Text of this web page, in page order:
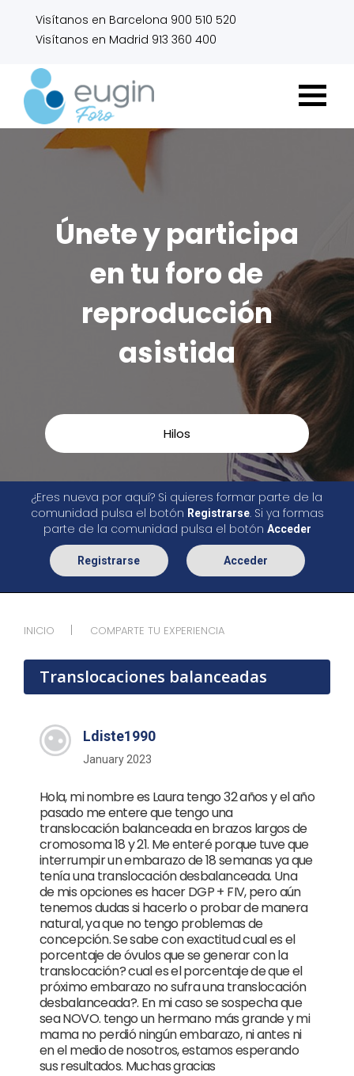
Visítanos en Barcelona 900 510 520
Visítanos en Madrid 913 360 400
Únete y participa
en tu foro de
reproducción
asistida
Hilos
¿Eres nueva por aquí? Si quieres formar parte de la
comunidad pulsa el botón Registrarse. Si ya formas
parte de la comunidad pulsa el botón Acceder
Registrarse Acceder
INICIO COMPARTE TU EXPERIENCIA
Translocaciones balanceadas
Ldiste1990
January 2023
Hola, mi nombre es Laura tengo 32 años y el año
pasado me entere que tengo una
translocación balanceada en brazos largos de
cromosoma 18 y 21. Me enteré porque tuve que
interrumpir un embarazo de 18 semanas ya que
tenía una translocación desbalanceada. Una
de mis opciones es hacer DGP + FIV, pero aún
tenemos dudas si hacerlo o probar de manera
natural, ya que no tengo problemas de
concepción. Se sabe con exactitud cual es el
porcentaje de óvulos que se generar con la
translocación? cual es el porcentaje de que el
próximo embarazo no sufra una translocación
desbalanceada?. En mi caso se sospecha que
sea NOVO. tengo un hermano más grande y mi
mama no perdió ningún embarazo, ni antes ni
en el medio de nosotros, estamos esperando
sus resultados. Muchas gracias